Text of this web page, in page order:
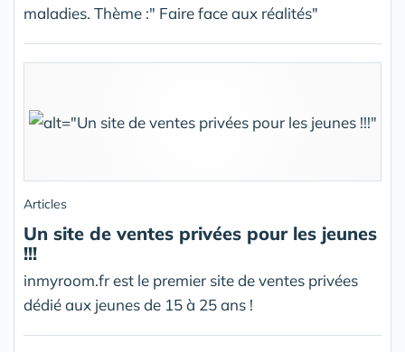
maladies. Thème :" Faire face aux réalités"
Articles
Un site de ventes privées pour les jeunes
!!!
inmyroom.fr est le premier site de ventes privées
dédié aux jeunes de 15 à 25 ans !